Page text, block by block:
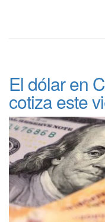
El dólar en
cotiza este